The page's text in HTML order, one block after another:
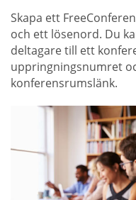
Skapa ett
och ett lösenord. Du
deltagare till ett
uppringningsnumret
konferensrumslänk.